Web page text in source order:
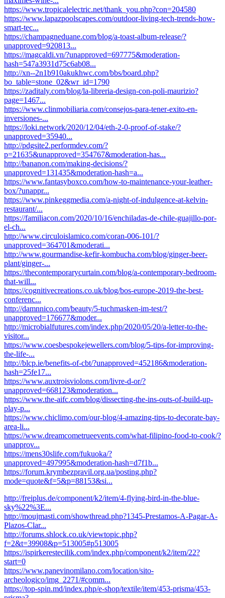
https://www.tropicalelectric.net/thank_you.php?con=204580
https://www.lapazpoolscapes.com/outdoor-living-tech-trends-how-
smart-tec...
https://champagneduane.com/blog/a-toast-album-release/?
unapproved=920813...
https://magcaldi.vn/?unapproved=697775&moderation-
hash=547a3931d75c6ab08...
http://xn--2n1b910akukhwc.com/bbs/board.php?
bo_table=stone_02&wr_id=1790
https://zaditaly.com/blog/la-libreria-design-con-poli-maurizio?
page=1467...
https://www.clinmobiliaria.com/consejos-para-tener-exito-en-
inversiones-...
https://loki.network/2020/12/04/eth-2-0-proof-of-stake/?
unapproved=35940...
http://pdgsite2.performdev.com/?
p=21635&unapproved=354767&moderation-has...
http://bananon.com/making-decisions/?
unapproved=131435&moderation-hash=a...
https://www.fantasyboxco.com/how-to-maintenance-your-leather-
box/?unappr...
https://www.pinkeggmedia.com/a-night-of-indulgence-at-kelvin-
restaurant/...
https://familiacon.com/2020/10/16/enchiladas-de-chile-guajillo-por-
el-ch...
http://www.circuloislamico.com/coran-006-101/?
unapproved=364701&moderati...
http://www.gourmandise-kefir-kombucha.com/blog/ginger-beer-
plant/ginger-...
https://thecontemporarycurtain.com/blog/a-contemporary-bedroom-
that-will...
https://cognitivecreations.co.uk/blog/bos-europe-2019-the-best-
conferenc...
http://damnnico.com/beauty/5-tuchmasken-im-test/?
unapproved=176677&moder...
http://microbialfutures.com/index.php/2020/05/20/a-letter-to-the-
visitor...
https://www.coesbespokejewellers.com/blog/5-tips-for-improving-
the-life-...
http://blcp.ie/benefits-of-cbt/?unapproved=452186&moderation-
hash=25fe17...
https://www.auxtroisviolons.com/livre-d-or/?
unapproved=668123&moderation...
https://www.the-aifc.com/blog/dissecting-the-ins-outs-of-build-up-
play-p...
https://www.chiclimo.com/our-blog/4-amazing-tips-to-decorate-bay-
area-li...
https://www.dreamcometrueevents.com/what-filipino-food-to-cook/?
unapprov...
https://mens30slife.com/fukuoka/?
unapproved=497995&moderation-hash=d7f1b...
https://forum.krymbezpravil.org.ua/posting.php?
mode=quote&f=5&p=88153&si...
http://freiplus.de/component/k2/item/4-flying-bird-in-the-blue-
sky%22%3E...
http://moujmasti.com/showthread.php?1345-Prestamos-A-Pagar-A-
Plazos-Clar...
http://forums.shlock.co.uk/viewtopic.php?
f=2&t=39908&p=513005#p513005
https://ispirkerestecilik.com/index.php/component/k2/item/22?
start=0
https://www.panevinomilano.com/location/sito-
archeologico/img_2271/#comm...
https://top-spin.md/index.php/e-shop/textile/item/453-prisma/453-